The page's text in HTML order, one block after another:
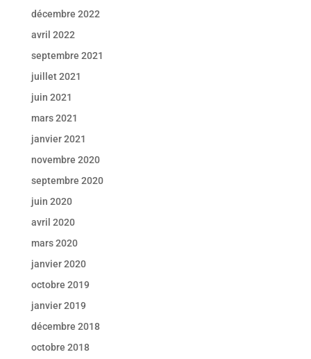
décembre 2022
avril 2022
septembre 2021
juillet 2021
juin 2021
mars 2021
janvier 2021
novembre 2020
septembre 2020
juin 2020
avril 2020
mars 2020
janvier 2020
octobre 2019
janvier 2019
décembre 2018
octobre 2018